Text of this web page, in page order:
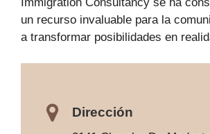
un recurso invaluable para la
a transformar posibilidades en
Dirección